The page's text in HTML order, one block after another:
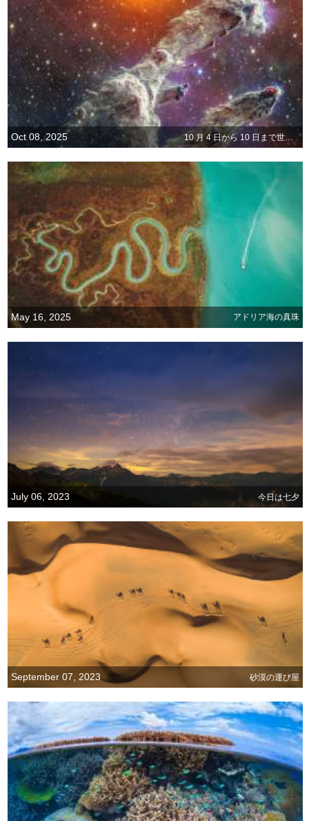
Oct 08, 2025 10 月 4 日から 10 日まで世界宇宙週間
May 16, 2025 アドリア海の真珠
July 06, 2023 今日は七夕
September 07, 2023 砂漠の運び屋